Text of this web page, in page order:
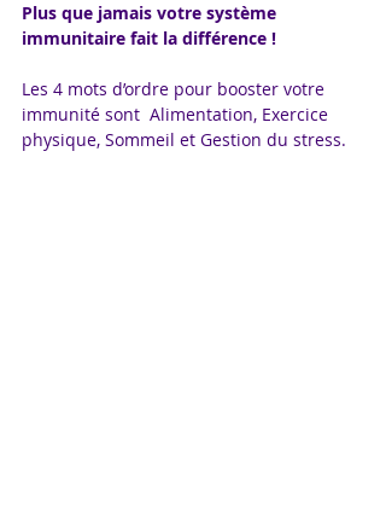
Plus que jamais votre système
immunitaire fait la différence !
Les 4 mots d’ordre pour booster votre
immunité sont  Alimentation, Exercice
physique, Sommeil et Gestion du stress.